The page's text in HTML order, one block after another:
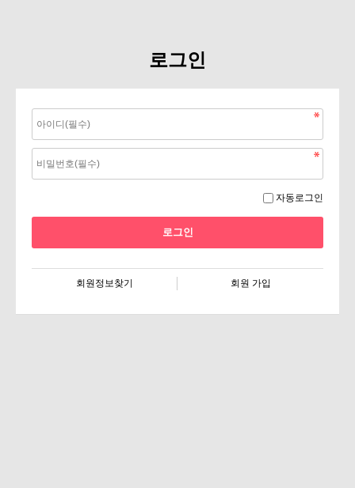
로그인
자동로그인
회원정보찾기 회원 가입